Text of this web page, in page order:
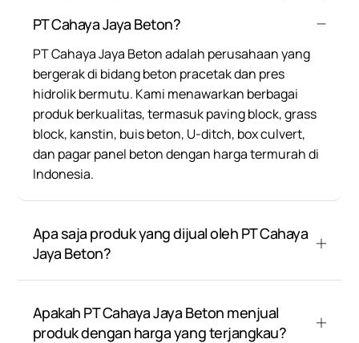
PT Cahaya Jaya Beton?
PT Cahaya Jaya Beton adalah perusahaan yang
bergerak di bidang beton pracetak dan pres
hidrolik bermutu. Kami menawarkan berbagai
produk berkualitas, termasuk paving block, grass
block, kanstin, buis beton, U-ditch, box culvert,
dan pagar panel beton dengan harga termurah di
Indonesia.
Apa saja produk yang dijual oleh PT Cahaya
Jaya Beton?
Apakah PT Cahaya Jaya Beton menjual
produk dengan harga yang terjangkau?